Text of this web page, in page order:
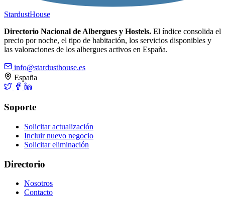
StardustHouse
Directorio Nacional de Albergues y Hostels. El índice consolida el
precio por noche, el tipo de habitación, los servicios disponibles y
las valoraciones de los albergues activos en España.
info@stardusthouse.es
España
Soporte
Solicitar actualización
Incluir nuevo negocio
Solicitar eliminación
Directorio
Nosotros
Contacto